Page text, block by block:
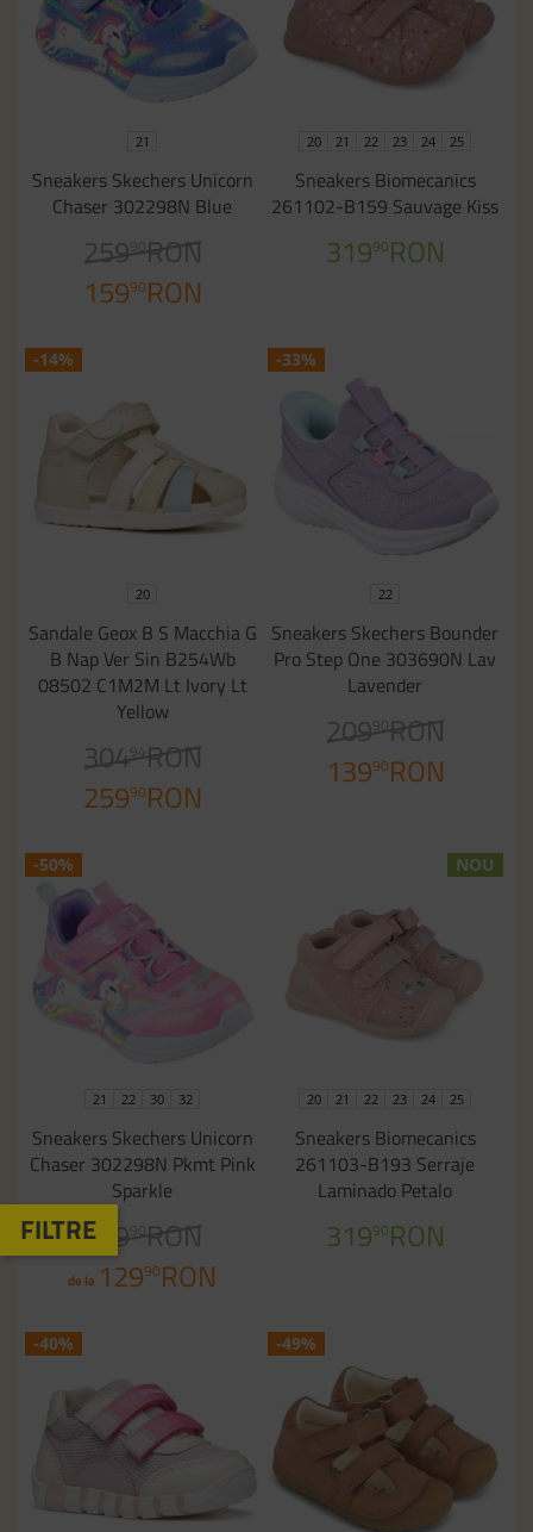
21
Sneakers Skechers Unicorn
Chaser 302298N Blue
259 90RON
15990RON
20 21 22 23 24 25
Sneakers Biomecanics
261102-B159 Sauvage Kiss
31990RON
-14%
20
Sandale Geox B S Macchia G
B Nap Ver Sin B254Wb
08502 C1M2M Lt Ivory Lt
Yellow
304 94RON
25990RON
-33%
22
Sneakers Skechers Bounder
Pro Step One 303690N Lav
Lavender
209 90RON
13990RON
-50%
21 22 30 32
Sneakers Skechers Unicorn
Chaser 302298N Pkmt Pink
Sparkle
259 90RON
de la 12990RON
NOU
20 21 22 23 24 25
Sneakers Biomecanics
261103-B193 Serraje
Laminado Petalo
31990RON
-40% -49%